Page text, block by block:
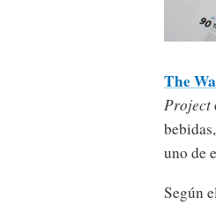
The
Project
uno de
Según